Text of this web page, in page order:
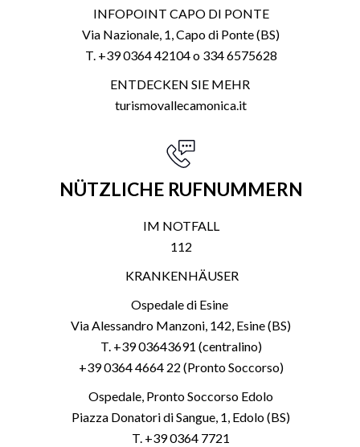
INFOPOINT CAPO DI PONTE
Via Nazionale, 1, Capo di Ponte (BS)
T. +39 0364 42104 o 334 6575628
ENTDECKEN SIE MEHR
turismovallecamonica.it
NÜTZLICHE RUFNUMMERN
IM NOTFALL
112
KRANKENHÄUSER
Ospedale di Esine
Via Alessandro Manzoni, 142, Esine (BS)
T. +39 03643691 (centralino)
+39 0364 4664 22 (Pronto Soccorso)
Ospedale, Pronto Soccorso Edolo
Piazza Donatori di Sangue, 1, Edolo (BS)
T. +39 0364 7721